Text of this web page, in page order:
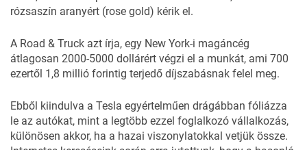
rózsaszín aranyért (rose gold) kérik el.
A Road & Truck azt írja, egy New York-i magáncég
átlagosan 2000-5000 dollárért végzi el a munkát, ami 700
ezertől 1,8 millió forintig terjedő díjszabásnak felel meg.
Ebből kiindulva a Tesla egyértelműen drágábban fóliázza
le az autókat, mint a legtöbb ezzel foglalkozó vállalkozás,
különösen akkor, ha a hazai viszonylatokkal vetjük össze.